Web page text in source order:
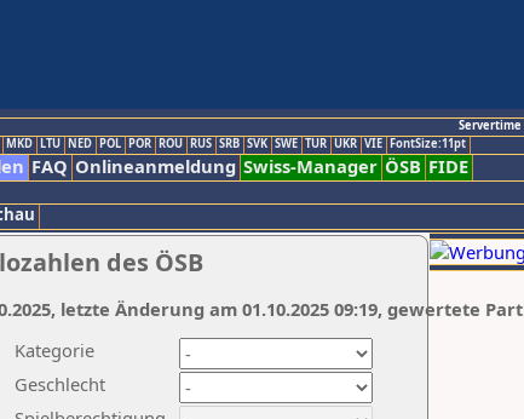
Servertime
MKD LTU NED POL POR ROU RUS SRB SVK SWE TUR UKR VIE FontSize:11pt
FAQ Onlineanmeldung Swiss-Manager ÖSB FIDE
des ÖSB
Kategorie
Geschlecht
letzte Änderung am 01.10.2025 09:19, gewertete